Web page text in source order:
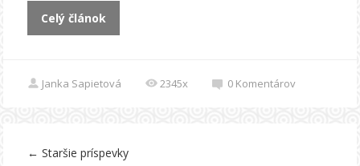
Celý článok
Janka Sapietová 2345x 0 Komentárov
← Staršie príspevky